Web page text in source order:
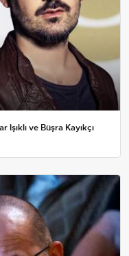
ve Büşra Kayıkçı